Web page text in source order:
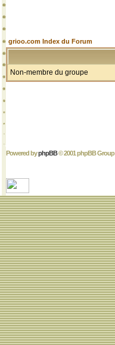
grioo.com Index du Forum
Non-membre du groupe
Powered byphpBB© 2001 phpBB Group